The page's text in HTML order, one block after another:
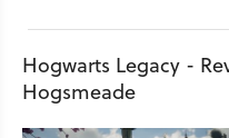
Hogwarts Legacy -
Hogsmeade